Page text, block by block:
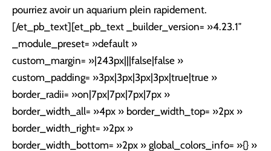
pourriez avoir un aquarium plein rapidement.
[/et_pb_text][et_pb_text _builder_version= »4.23.1″
_module_preset= »default »
custom_margin= »|243px|||false|false »
custom_padding= »3px|3px|3px|3px|true|true »
border_radii= »on|7px|7px|7px|7px »
border_width_all= »4px » border_width_top= »2px »
border_width_right= »2px »
border_width_bottom= »2px » global_colors_info= »{} »